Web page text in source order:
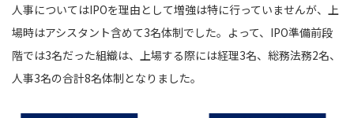
人事についてはIPOを理由として増強は特に行っていませんが、上
場時はアシスタント含めて3名体制でした。よって、IPO準備前段
階では3名だった組織は、上場する際には経理3名、総務法務2名、
人事3名の合計8名体制となりました。